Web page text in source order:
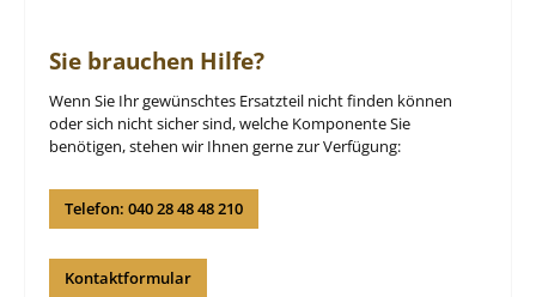
Sie brauchen Hilfe?
Wenn Sie Ihr gewünschtes Ersatzteil nicht finden können
oder sich nicht sicher sind, welche Komponente Sie
benötigen, stehen wir Ihnen gerne zur Verfügung:
Telefon: 040 28 48 48 210
Kontaktformular